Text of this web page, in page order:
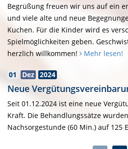
Begrüßung freuen wir uns auf ein
und viele alte und neue
Kuchen. Für die Kinder wird es
Spielmöglichkeiten geben.
herzlich willkommen!
Mehr lesen!
01 Dez 2024
Neue
Seit 01.12.2024 ist eine neue
Kraft. Die Behandlungssätze
Nachsorgestunde (60 Min.) auf 125